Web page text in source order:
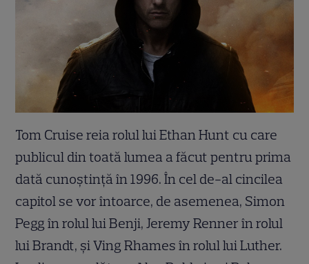
Tom Cruise reia rolul lui Ethan Hunt cu care
publicul din toată lumea a făcut pentru prima
dată cunoștință în 1996. În cel de-al cincilea
capitol se vor întoarce, de asemenea, Simon
Pegg în rolul lui Benji, Jeremy Renner în rolul
lui Brandt, și Ving Rhames în rolul lui Luther.